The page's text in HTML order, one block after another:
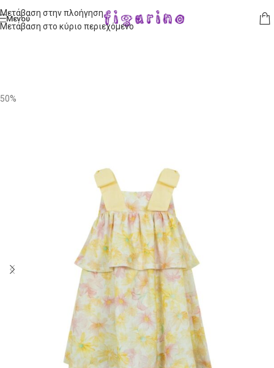
Μετάβαση στην πλοήγηση
Μετάβαση στο κύριο περιεχόμενο
Μενού
50%